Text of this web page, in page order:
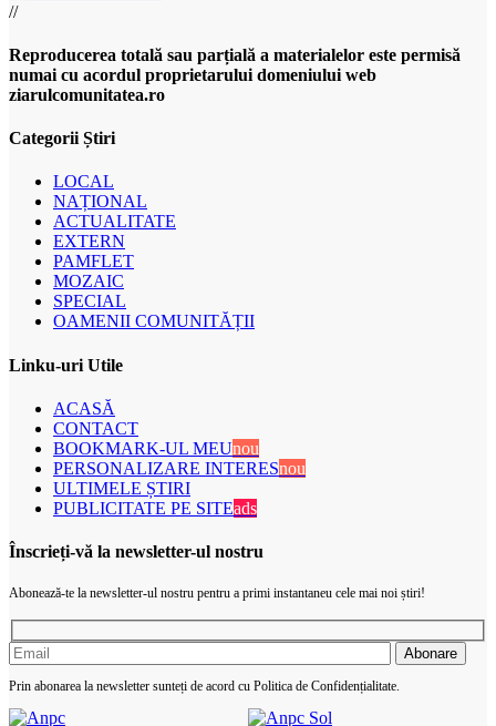
//
Reproducerea totală sau parțială a materialelor este permisă
numai cu acordul proprietarului domeniului web
ziarulcomunitatea.ro
Categorii Știri
LOCAL
NAȚIONAL
ACTUALITATE
EXTERN
PAMFLET
MOZAIC
SPECIAL
OAMENII COMUNITĂȚII
Linku-uri Utile
ACASĂ
CONTACT
BOOKMARK-UL MEUnou
PERSONALIZARE INTERESnou
ULTIMELE ȘTIRI
PUBLICITATE PE SITEads
Înscrieți-vă la newsletter-ul nostru
Abonează-te la newsletter-ul nostru pentru a primi instantaneu cele mai noi știri!
Prin abonarea la newsletter sunteți de acord cu Politica de Confidențialitate.